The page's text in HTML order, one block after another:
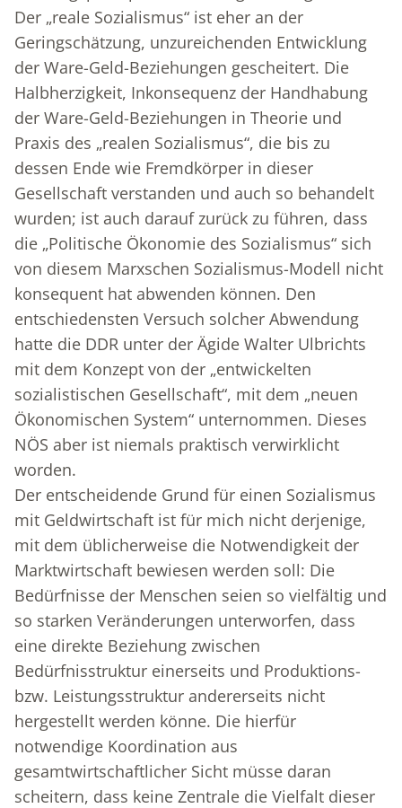
Der „reale Sozialismus“ ist eher an der
Geringschätzung, unzureichenden Entwicklung
der Ware-Geld-Beziehungen gescheitert. Die
Halbherzigkeit, Inkonsequenz der Handhabung
der Ware-Geld-Beziehungen in Theorie und
Praxis des „realen Sozialismus“, die bis zu
dessen Ende wie Fremdkörper in dieser
Gesellschaft verstanden und auch so behandelt
wurden; ist auch darauf zurück zu führen, dass
die „Politische Ökonomie des Sozialismus“ sich
von diesem Marxschen Sozialismus-Modell nicht
konsequent hat abwenden können. Den
entschiedensten Versuch solcher Abwendung
hatte die DDR unter der Ägide Walter Ulbrichts
mit dem Konzept von der „entwickelten
sozialistischen Gesellschaft“, mit dem „neuen
Ökonomischen System“ unternommen. Dieses
NÖS aber ist niemals praktisch verwirklicht
worden.
Der entscheidende Grund für einen Sozialismus
mit Geldwirtschaft ist für mich nicht derjenige,
mit dem üblicherweise die Notwendigkeit der
Marktwirtschaft bewiesen werden soll: Die
Bedürfnisse der Menschen seien so vielfältig und
so starken Veränderungen unterworfen, dass
eine direkte Beziehung zwischen
Bedürfnisstruktur einerseits und Produktions-
bzw. Leistungsstruktur andererseits nicht
hergestellt werden könne. Die hierfür
notwendige Koordination aus
gesamtwirtschaftlicher Sicht müsse daran
scheitern, dass keine Zentrale die Vielfalt dieser